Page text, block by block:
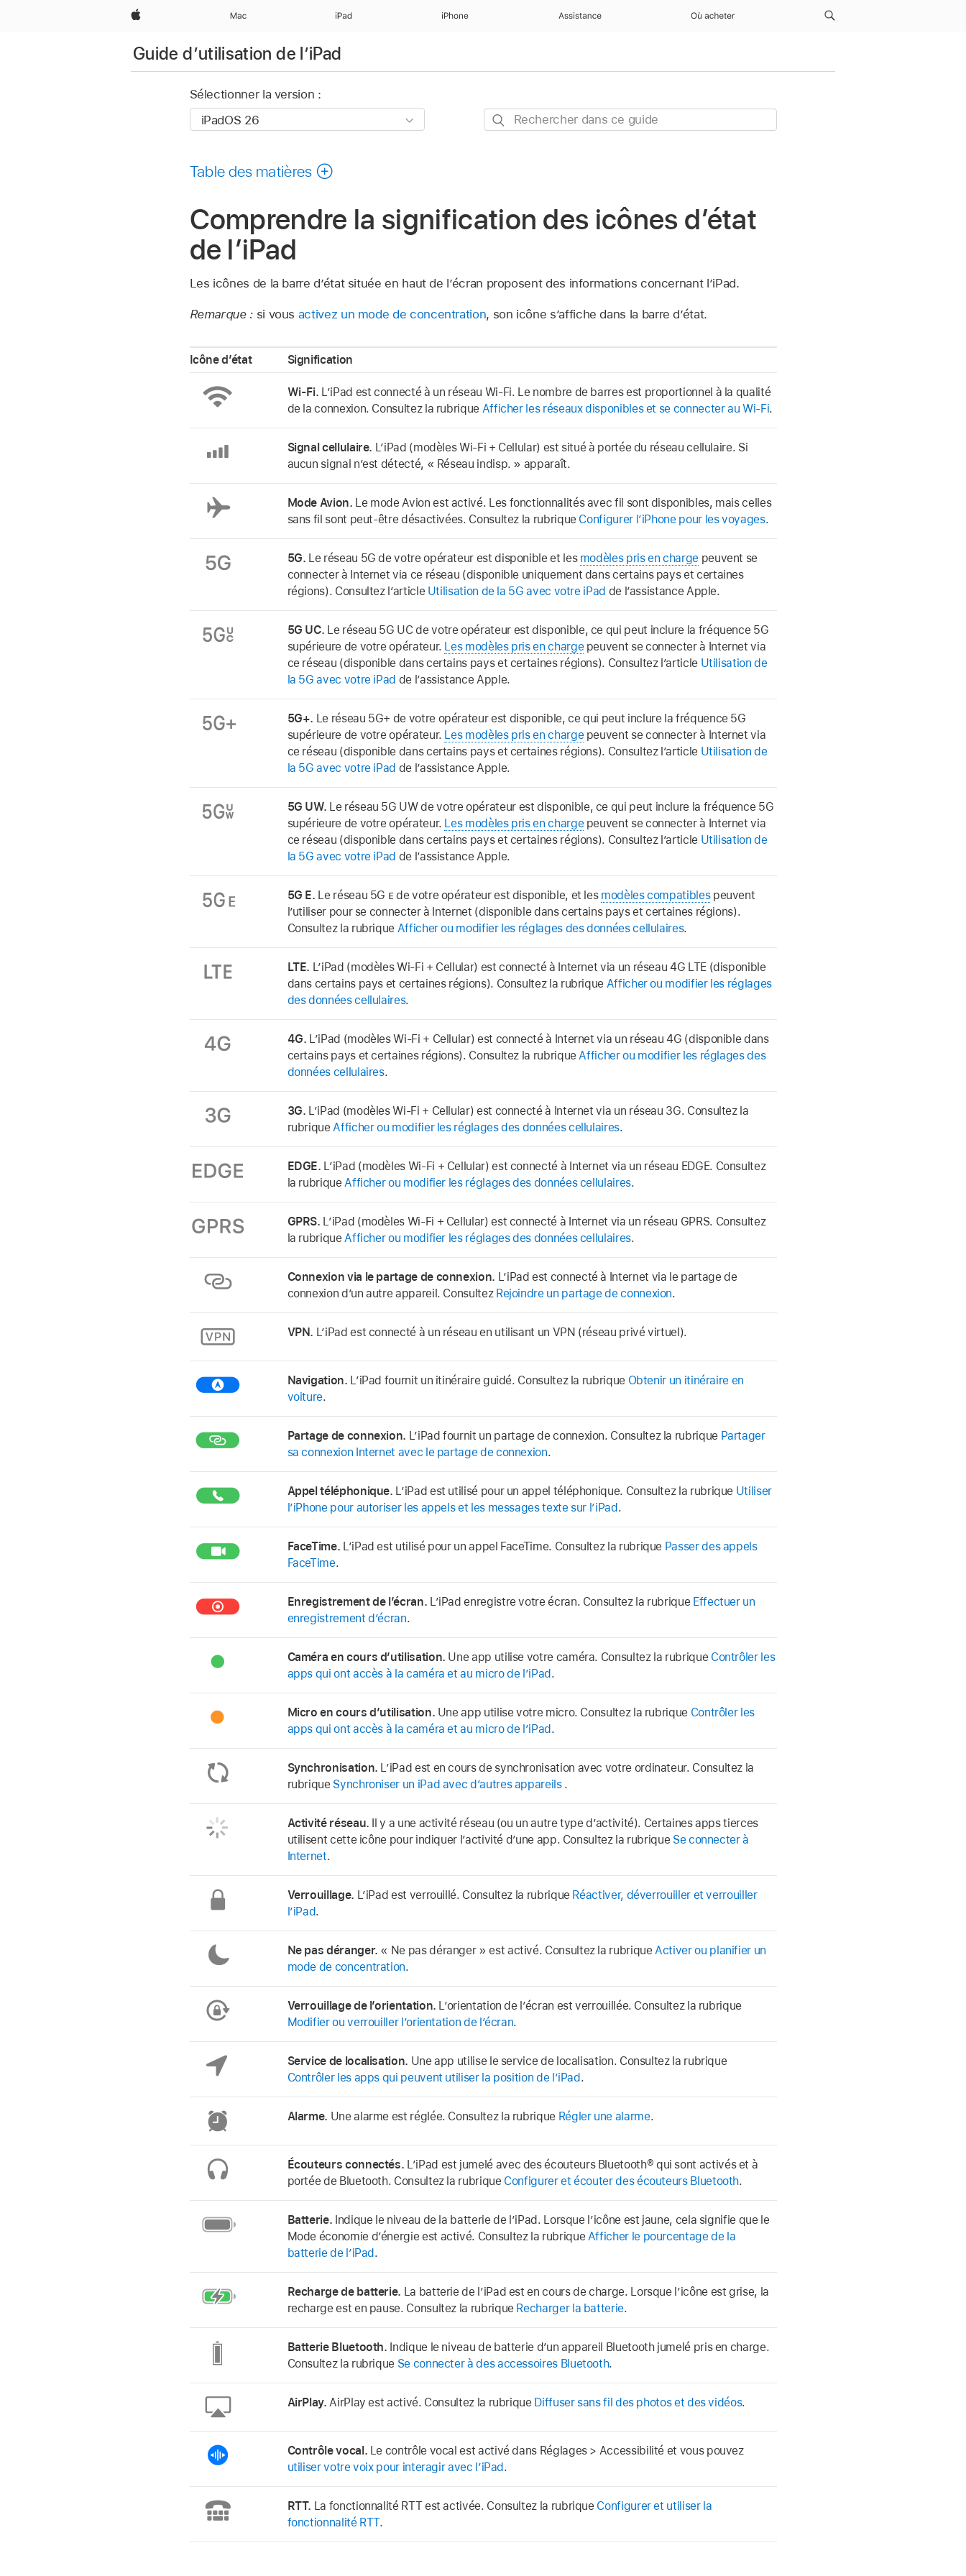
Apple Mac iPad iPhone Assistance Où acheter
Guide d’utilisation de l’iPad
Sélectionner la version :
Rechercher
Table des matières
Comprendre la signification des icônes d’état
de l’iPad
Les icônes de la barre d’état située en haut de l’écran proposent des informations concernant l’iPad.
Remarque : si vous activez un mode de concentration, son icône s’affiche dans la barre d’état.
Icône d’état Signification
Wi-Fi. L’iPad est connecté à un réseau Wi-Fi. Le nombre de barres est proportionnel à la qualité
de la connexion. Consultez la rubrique Afficher les réseaux disponibles et se connecter au Wi-Fi.
Signal cellulaire. L’iPad (modèles Wi-Fi + Cellular) est situé à portée du réseau cellulaire. Si
aucun signal n’est détecté, « Réseau indisp. » apparaît.
Mode Avion. Le mode Avion est activé. Les fonctionnalités avec fil sont disponibles, mais celles
sans fil sont peut-être désactivées. Consultez la rubrique Configurer l’iPhone pour les voyages.
5G. Le réseau 5G de votre opérateur est disponible et les modèles pris en chargepeuvent se
connecter à Internet via ce réseau (disponible uniquement dans certains pays et certaines
régions). Consultez l’article Utilisation de la 5G avec votre iPad de l’assistance Apple.
5G UC. Le réseau 5G UC de votre opérateur est disponible, ce qui peut inclure la fréquence 5G
supérieure de votre opérateur. Les modèles pris en chargepeuvent se connecter à Internet via
ce réseau (disponible dans certains pays et certaines régions). Consultez l’article Utilisation de
la 5G avec votre iPad de l’assistance Apple.
5G+. Le réseau 5G+ de votre opérateur est disponible, ce qui peut inclure la fréquence 5G
supérieure de votre opérateur. Les modèles pris en chargepeuvent se connecter à Internet via
ce réseau (disponible dans certains pays et certaines régions). Consultez l’article Utilisation de
la 5G avec votre iPad de l’assistance Apple.
5G UW. Le réseau 5G UW de votre opérateur est disponible, ce qui peut inclure la fréquence 5G
supérieure de votre opérateur. Les modèles pris en chargepeuvent se connecter à Internet via
ce réseau (disponible dans certains pays et certaines régions). Consultez l’article Utilisation de
la 5G avec votre iPad de l’assistance Apple.
5G E. Le réseau 5G E de votre opérateur est disponible, et les modèles compatiblespeuvent
l’utiliser pour se connecter à Internet (disponible dans certains pays et certaines régions).
Consultez la rubrique Afficher ou modifier les réglages des données cellulaires.
LTE. L’iPad (modèles Wi-Fi + Cellular) est connecté à Internet via un réseau 4G LTE (disponible
dans certains pays et certaines régions). Consultez la rubrique Afficher ou modifier les réglages
des données cellulaires.
4G. L’iPad (modèles Wi-Fi + Cellular) est connecté à Internet via un réseau 4G (disponible dans
certains pays et certaines régions). Consultez la rubrique Afficher ou modifier les réglages des
données cellulaires.
3G. L’iPad (modèles Wi-Fi + Cellular) est connecté à Internet via un réseau 3G. Consultez la
rubrique Afficher ou modifier les réglages des données cellulaires.
EDGE. L’iPad (modèles Wi-Fi + Cellular) est connecté à Internet via un réseau EDGE. Consultez
la rubrique Afficher ou modifier les réglages des données cellulaires.
GPRS. L’iPad (modèles Wi-Fi + Cellular) est connecté à Internet via un réseau GPRS. Consultez
la rubrique Afficher ou modifier les réglages des données cellulaires.
Connexion via le partage de connexion. L’iPad est connecté à Internet via le partage de
connexion d’un autre appareil. Consultez Rejoindre un partage de connexion.
VPN. L’iPad est connecté à un réseau en utilisant un VPN (réseau privé virtuel).
Navigation. L’iPad fournit un itinéraire guidé. Consultez la rubrique Obtenir un itinéraire en
voiture.
Partage de connexion. L’iPad fournit un partage de connexion. Consultez la rubrique Partager
sa connexion Internet avec le partage de connexion.
Appel téléphonique. L’iPad est utilisé pour un appel téléphonique. Consultez la rubrique Utiliser
l’iPhone pour autoriser les appels et les messages texte sur l’iPad.
FaceTime. L’iPad est utilisé pour un appel FaceTime. Consultez la rubrique Passer des appels
FaceTime.
Enregistrement de l’écran. L’iPad enregistre votre écran. Consultez la rubrique Effectuer un
enregistrement d’écran.
Caméra en cours d’utilisation. Une app utilise votre caméra. Consultez la rubrique Contrôler les
apps qui ont accès à la caméra et au micro de l’iPad.
Micro en cours d’utilisation. Une app utilise votre micro. Consultez la rubrique Contrôler les
apps qui ont accès à la caméra et au micro de l’iPad.
Synchronisation. L’iPad est en cours de synchronisation avec votre ordinateur. Consultez la
rubrique Synchroniser un iPad avec d’autres appareils .
Activité réseau. Il y a une activité réseau (ou un autre type d’activité). Certaines apps tierces
utilisent cette icône pour indiquer l’activité d’une app. Consultez la rubrique Se connecter à
Internet.
Verrouillage. L’iPad est verrouillé. Consultez la rubrique Réactiver, déverrouiller et verrouiller
l’iPad.
Ne pas déranger. « Ne pas déranger » est activé. Consultez la rubrique Activer ou planifier un
mode de concentration.
Verrouillage de l’orientation. L’orientation de l’écran est verrouillée. Consultez la rubrique
Modifier ou verrouiller l’orientation de l’écran.
Service de localisation. Une app utilise le service de localisation. Consultez la rubrique
Contrôler les apps qui peuvent utiliser la position de l’iPad.
Alarme. Une alarme est réglée. Consultez la rubrique Régler une alarme.
Écouteurs connectés. L’iPad est jumelé avec des écouteurs Bluetooth® qui sont activés et à
portée de Bluetooth. Consultez la rubrique Configurer et écouter des écouteurs Bluetooth.
Batterie. Indique le niveau de la batterie de l’iPad. Lorsque l’icône est jaune, cela signifie que le
Mode économie d’énergie est activé. Consultez la rubrique Afficher le pourcentage de la
batterie de l’iPad.
Recharge de batterie. La batterie de l’iPad est en cours de charge. Lorsque l’icône est grise, la
recharge est en pause. Consultez la rubrique Recharger la batterie.
Batterie Bluetooth. Indique le niveau de batterie d’un appareil Bluetooth jumelé pris en charge.
Consultez la rubrique Se connecter à des accessoires Bluetooth.
AirPlay. AirPlay est activé. Consultez la rubrique Diffuser sans fil des photos et des vidéos.
Contrôle vocal. Le contrôle vocal est activé dans Réglages > Accessibilité et vous pouvez
utiliser votre voix pour interagir avec l’iPad.
RTT. La fonctionnalité RTT est activée. Consultez la rubrique Configurer et utiliser la
fonctionnalité RTT.